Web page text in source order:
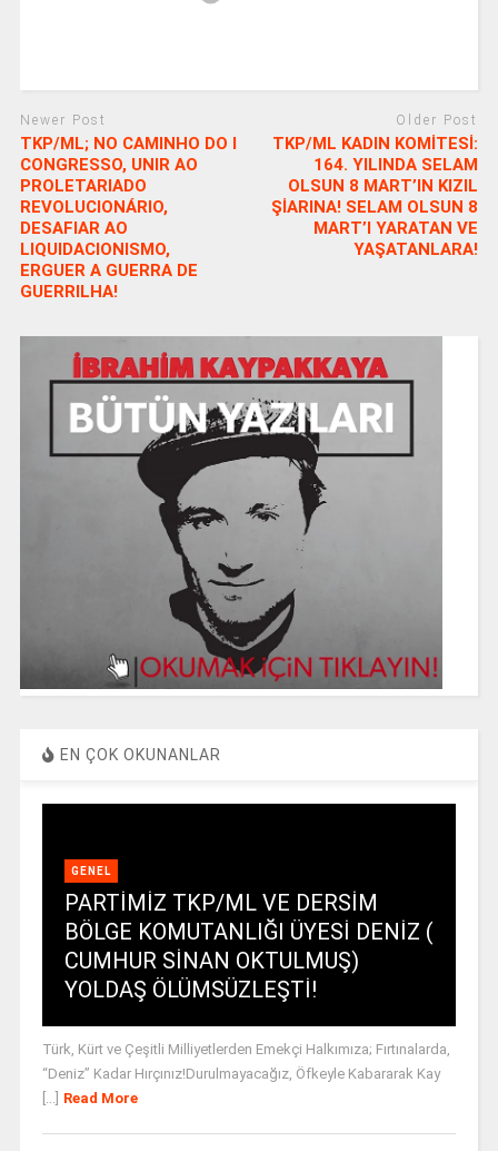
Newer Post
TKP/ML; NO CAMINHO DO I
CONGRESSO, UNIR AO
PROLETARIADO
REVOLUCIONÁRIO,
DESAFIAR AO
LIQUIDACIONISMO,
ERGUER A GUERRA DE
GUERRILHA!
Older Post
TKP/ML KADIN KOMİTESİ:
164. YILINDA SELAM
OLSUN 8 MART’IN KIZIL
ŞİARINA! SELAM OLSUN 8
MART’I YARATAN VE
YAŞATANLARA!
EN ÇOK OKUNANLAR
GENEL
PARTİMİZ TKP/ML VE DERSİM
BÖLGE KOMUTANLIĞI ÜYESİ DENİZ (
CUMHUR SİNAN OKTULMUŞ)
YOLDAŞ ÖLÜMSÜZLEŞTİ!
Türk, Kürt ve Çeşitli Milliyetlerden Emekçi Halkımıza; Fırtınalarda,
“Deniz” Kadar Hırçınız!Durulmayacağız, Öfkeyle Kabararak Kay
Read More